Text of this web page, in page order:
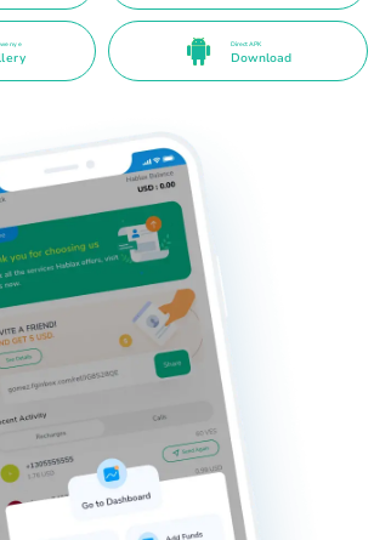
Direct APK
Download